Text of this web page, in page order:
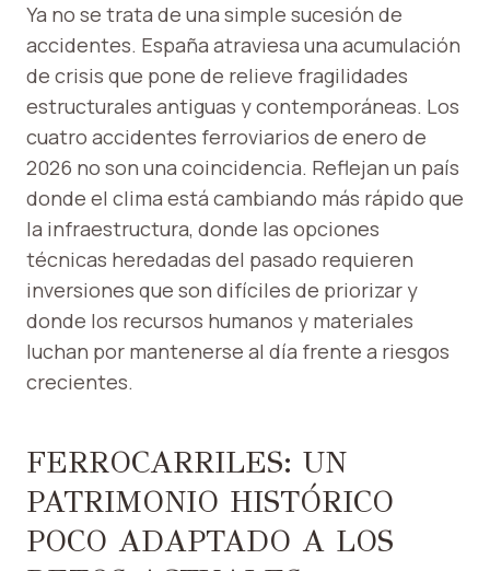
Ya no se trata de una simple sucesión de
accidentes. España atraviesa una acumulación
de crisis que pone de relieve fragilidades
estructurales antiguas y contemporáneas. Los
cuatro accidentes ferroviarios de enero de
2026 no son una coincidencia. Reflejan un país
donde el clima está cambiando más rápido que
la infraestructura, donde las opciones
técnicas heredadas del pasado requieren
inversiones que son difíciles de priorizar y
donde los recursos humanos y materiales
luchan por mantenerse al día frente a riesgos
crecientes.
FERROCARRILES: UN
PATRIMONIO HISTÓRICO
POCO ADAPTADO A LOS